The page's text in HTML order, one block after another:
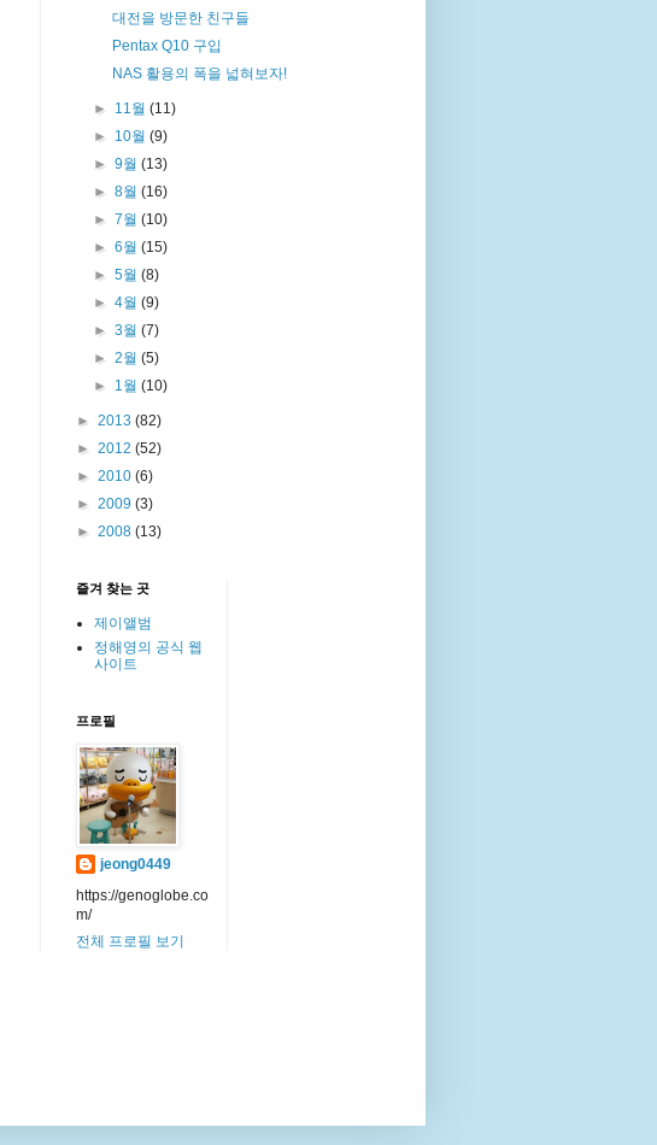
대전을 방문한 친구들
Pentax Q10 구입
NAS 활용의 폭을 넓혀보자!
► 11월(11)
► 10월(9)
►9월(13)
►8월(16)
►7월(10)
►6월(15)
►5월(8)
►4월(9)
►3월(7)
►2월(5)
► 1월(10)
► 2013 (82)
► 2012 (52)
► 2010 (6)
► 2009 (3)
► 2008 (13)
즐겨 찾는 곳
제이앨범
정해영의 공식 웹
사이트
프로필
jeong0449
https://genoglobe.co
m/
전체 프로필 보기